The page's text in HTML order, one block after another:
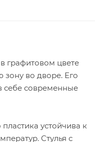
графитовом цвете
зону во дворе. Его
себе современные
устойчива к
Стулья с